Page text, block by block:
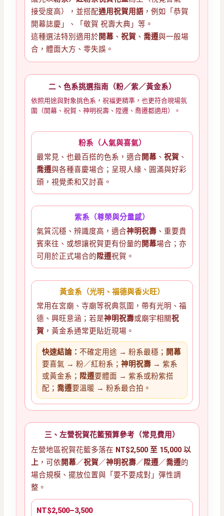
接受度高），並搭配通用祝賀用語 ，例如「恭賀
開幕誌慶」、「敬賀 祝壽大典」等。
這種選法特別適用於 開幕 、祝賀 、喬遷與一般場
合，體面大方、零失誤。
二、色系挑選指南（粉／紫／黃金系）
依照用途與對象挑色系，祝福更精準，也更符合現場氛
圍（開幕、祝賀、神明祝壽、陞遷、喬遷都適用）。
粉系（人氣與喜氣）
最常見、也最百搭的色系，適合 開幕 、祝賀 、
喬遷與各種喜慶場合；呈現人緣、圓滿與好彩
頭，視覺柔和又討喜。
紫系（尊榮與分量感）
氣質沉穩、辨識度高，適合神明祝壽 、重要貴
賓來往、或想讓祝賀更有份量的 開幕場合；亦
可用於正式場合的陞遷祝賀。
黃金系（光明、福德與香火旺）
常用在宮廟、寺廟等祝典氛圍，帶有光明、福
德、興旺意涵；若是神明祝壽或廟宇相關祝
賀 ，黃金系通常更貼近現場。
快速結論：不確定用途 → 粉系最穩； 開幕
要喜氣 → 粉／紅粉系；神明祝壽 → 紫系
或黃金系； 陞遷要體面 → 紫系或粉紫搭
配；喬遷要溫暖 → 粉系最合拍。
三、左營祝賀花籃預算參考（常見費用）
左營地區祝賀花籃多落在 NT$2,500 至 15,000 以
上 ，可依 開幕／祝賀／神明祝壽／陞遷／喬遷的
場合規模、擺放位置與「要不要成對」彈性調
整。
NT$2,500–3,500